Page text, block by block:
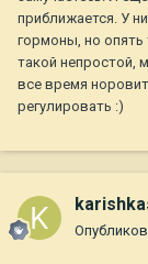
приближается. У
гормоны, но
такой непростой,
все время
регулировать :)